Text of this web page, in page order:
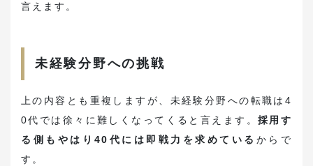
言えます。
未経験分野への挑戦
上の内容とも重複しますが、未経験分野への転職は4
0代では徐々に難しくなってくると言えます。採用す
る側もやはり40代には即戦力を求めている からで
す。